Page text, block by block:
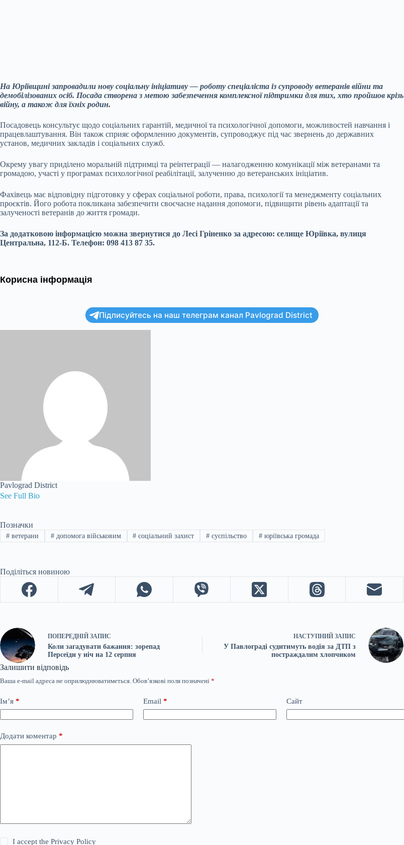
На Юріївщині запровадили нову соціальну ініціативу — роботу спеціаліста із супроводу ветеранів війни та
демобілізованих осіб. Посада створена з метою забезпечення комплексної підтримки для тих, хто пройшов крізь
війну, а також для їхніх родин.
Посадовець консультує щодо соціальних гарантій, медичної та психологічної допомоги, можливостей навчання і
працевлаштування. Він також сприяє оформленню документів, супроводжує під час звернень до державних
установ, медичних закладів і соціальних служб.
Окрему увагу приділено моральній підтримці та реінтеграції — налагодженню комунікації між ветеранами та
громадою, участі у програмах психологічної реабілітації, залученню до ветеранських ініціатив.
Фахівець має відповідну підготовку у сферах соціальної роботи, права, психології та менеджменту соціальних
проєктів. Його робота покликана забезпечити своєчасне надання допомоги, підвищити рівень адаптації та
залученості ветеранів до життя громади.
За додатковою інформацією можна звернутися до Лесі Гріненко за адресою: селище Юріївка, вулиця
Центральна, 112-Б. Телефон: 098 413 87 35.
Корисна інформація
Підписуйтесь на наш телеграм канал Pavlograd District
Pavlograd District
See Full Bio
Позначки
#ветерани #допомога військовим # соціальний захист # суспільство # юріївська громада
Поділіться новиною
ПОПЕРЕДНІЙ ЗАПИС
Коли загадувати бажання: зорепад
Персеїди у ніч на 12 серпня
НАСТУПНИЙ ЗАПИС
У Павлограді судитимуть водія за ДТП з
постраждалим хлопчиком
Залишити відповідь
Ваша e-mail адреса не оприлюднюватиметься. Обов’язкові поля позначені *
Ім’я * Email * Сайт
Додати коментар *
I accept thePrivacy Policy